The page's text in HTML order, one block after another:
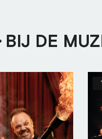
BIJ DE